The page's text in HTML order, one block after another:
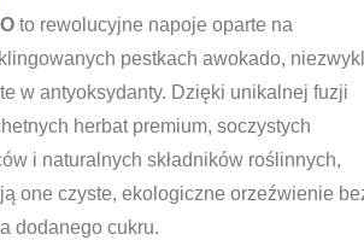
to rewolucyjne napoje oparte na
pestkach awokado,
w antyoksydanty. Dzięki unikalnej fuzji
herbat premium, soczystych
i naturalnych składników roślinnych,
one czyste, ekologiczne orzeźwienie
dodanego cukru.